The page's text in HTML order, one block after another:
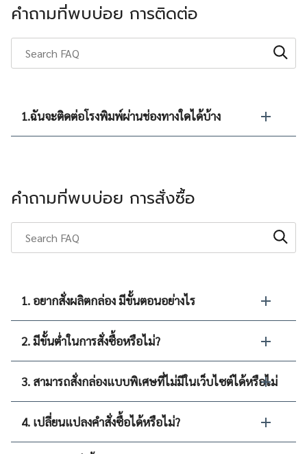
คำถามที่พบบ่อย การติดต่อ
1.ฉันจะติดต่อโรงพิมพ์ผ่านช่องทางใดได้บ้าง
คำถามที่พบบ่อย การสั่งซื้อ
1. อยากสั่งผลิตกล่อง มีขั้นตอนอย่างไร
2. มีขั้นต่ำในการสั่งซื้อหรือไม่?
3. สามารถสั่งกล่องแบบพิเศษที่ไม่มีในเว็บไซต์ได้หรือไม่
4. เปลี่ยนแปลงคำสั่งซื้อได้หรือไม่?